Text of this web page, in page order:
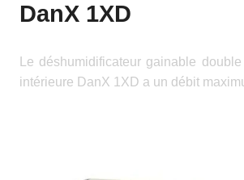
DanX 1XD
Le déshumidificateur gainable
intérieure DanX 1XD a un débit